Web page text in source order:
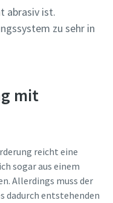
abrasiv ist.
zu sehr in
mit
reicht eine
sogar aus einem
Allerdings muss der
dadurch entstehenden